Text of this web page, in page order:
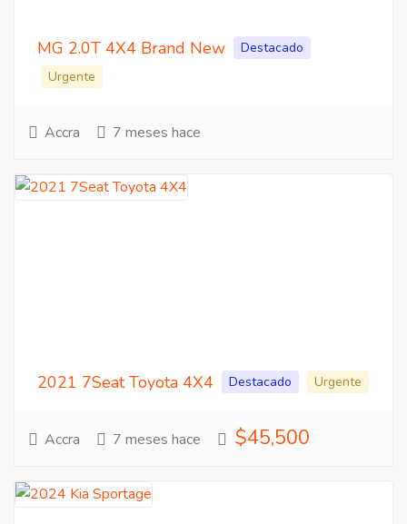
MG 2.0T 4X4 Brand New
Destacado
Urgente
Accra 7 meses hace
2021 7Seat Toyota 4X4 Destacado Urgente
Accra 7 meses hace $45,500